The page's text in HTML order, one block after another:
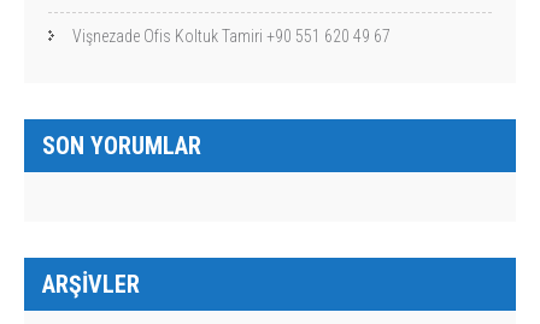
Vişnezade Ofis Koltuk Tamiri +90 551 620 49 67
SON YORUMLAR
ARŞIVLER